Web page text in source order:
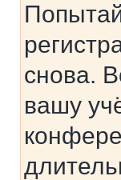
снова.
вашу